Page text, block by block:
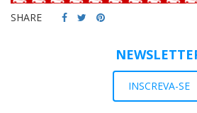
SHARE
INSCREVA-SE